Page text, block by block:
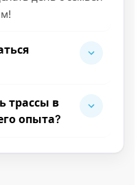
трассы в
опыта?